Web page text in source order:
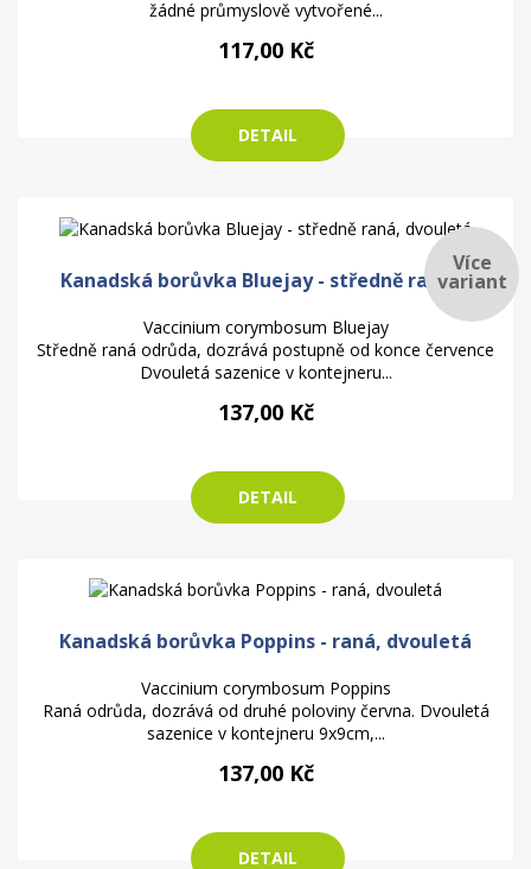
žádné průmyslově vytvořené...
117,00 Kč
DETAIL
Kanadská borůvka Bluejay - středně raná,...
Vaccinium corymbosum Bluejay
Středně raná odrůda, dozrává postupně od konce července
Dvouletá sazenice v kontejneru...
137,00 Kč
DETAIL
Více
variant
Kanadská borůvka Poppins - raná, dvouletá
Vaccinium corymbosum Poppins
Raná odrůda, dozrává od druhé poloviny června. Dvouletá
sazenice v kontejneru 9x9cm,...
137,00 Kč
DETAIL